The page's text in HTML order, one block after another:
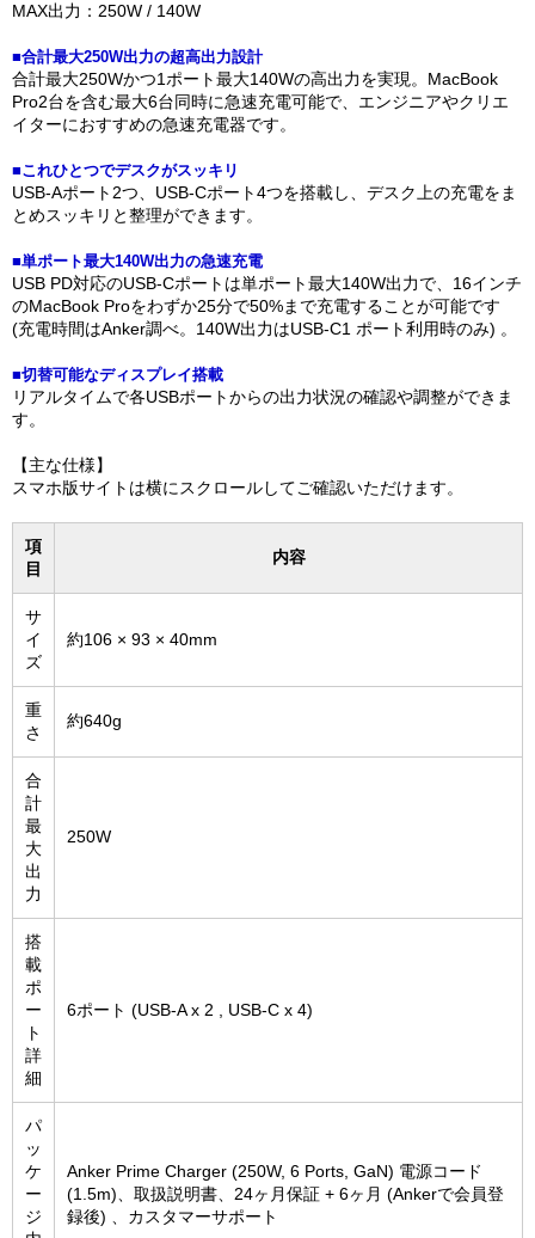
MAX出力：250W / 140W
■合計最大250W出力の超高出力設計
合計最大250Wかつ1ポート最大140Wの高出力を実現。MacBook
Pro2台を含む最大6台同時に急速充電可能で、エンジニアやクリエ
イターにおすすめの急速充電器です。
■これひとつでデスクがスッキリ
USB-Aポート2つ、USB-Cポート4つを搭載し、デスク上の充電をま
とめスッキリと整理ができます。
■単ポート最大140W出力の急速充電
USB PD対応のUSB-Cポートは単ポート最大140W出力で、16インチ
のMacBook Proをわずか25分で50%まで充電することが可能です
(充電時間はAnker調べ。140W出力はUSB-C1 ポート利用時のみ) 。
■切替可能なディスプレイ搭載
リアルタイムで各USBポートからの出力状況の確認や調整ができま
す。
【主な仕様】
スマホ版サイトは横にスクロールしてご確認いただけます。
項
目
内容
サ
イ
ズ
約106 × 93 × 40mm
重
さ
約640g
合
計
最
大
出
力
250W
搭
載
ポ
ー
ト
詳
細
6ポート (USB-A x 2 , USB-C x 4)
パ
ッ
ケ
ー
ジ
Anker Prime Charger (250W, 6 Ports, GaN) 電源コード
(1.5m)、取扱説明書、24ヶ月保証 + 6ヶ月 (Ankerで会員登
録後) 、カスタマーサポート